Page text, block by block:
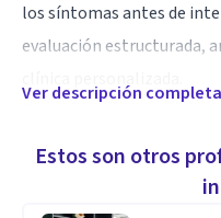
los síntomas antes de
evaluación estructurada,
intervención diseñado
clínica y comprensión
Analysis, evaluación
Ver descripción completa
Estos son otros